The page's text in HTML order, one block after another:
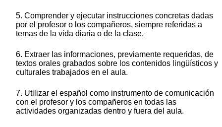
5. Comprender y ejecutar instrucciones concretas dadas
por el profesor o los compañeros, siempre referidas a
temas de la vida diaria o de la clase.
6. Extraer las informaciones, previamente requeridas, de
textos orales grabados sobre los contenidos lingüísticos y
culturales trabajados en el aula.
7. Utilizar el español como instrumento de comunicación
con el profesor y los compañeros en todas las
actividades organizadas dentro y fuera del aula.